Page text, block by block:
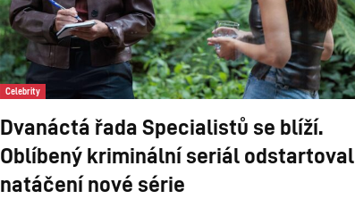
Celebrity
Dvanáctá řada Specialistů se blíží.
Oblíbený kriminální seriál odstartoval
natáčení nové série